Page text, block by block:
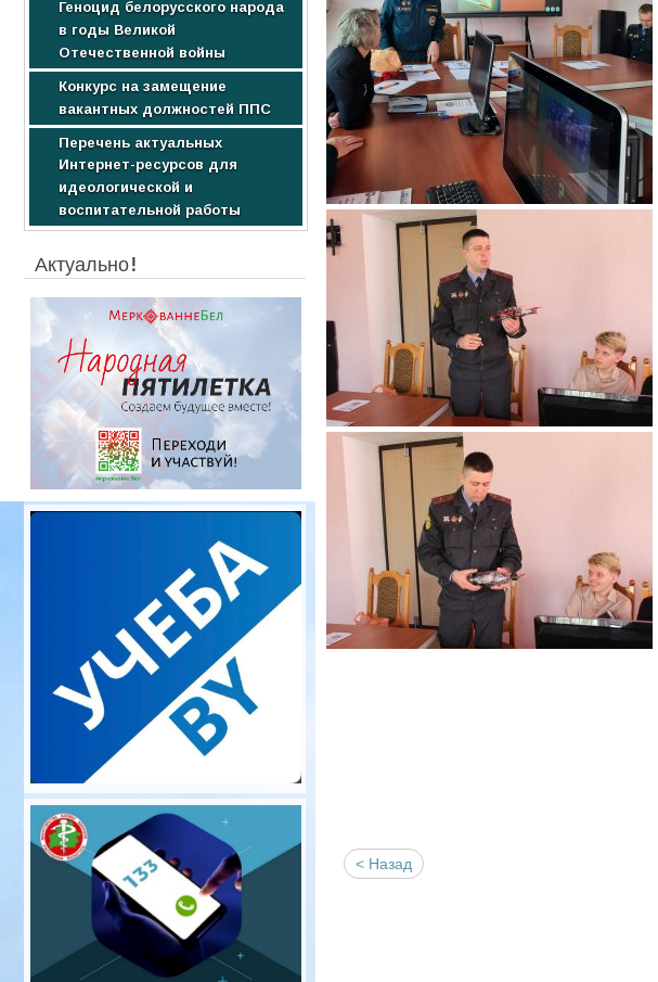
Научные издания
Студентам
Образовательные услуги
Стоимость обучения
Геноцид белорусского народа
в годы Великой
Отечественной войны
Конкурс на замещение
вакантных должностей ППС
Перечень актуальных
Интернет-ресурсов для
идеологической и
воспитательной работы
Актуально!
< Назад